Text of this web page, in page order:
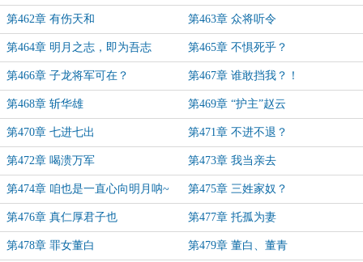
第462章 有伤天和 第463章 众将听令
第464章 明月之志，即为吾志 第465章 不惧死乎？
第466章 子龙将军可在？ 第467章 谁敢挡我？！
第468章 斩华雄 第469章 “护主”赵云
第470章 七进七出 第471章 不进不退？
第472章 喝溃万军 第473章 我当亲去
第474章 咱也是一直心向明月呐~ 第475章 三姓家奴？
第476章 真仁厚君子也 第477章 托孤为妻
第478章 罪女董白 第479章 董白、董青